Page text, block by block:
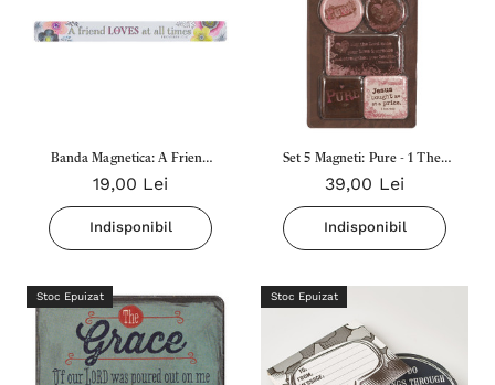
Banda Magnetica: A Friend
Loves
19,00 Lei
Indisponibil
Set 5 Magneti: Pure - 1 Thes
3:12
39,00 Lei
Indisponibil
Stoc Epuizat Stoc Epuizat